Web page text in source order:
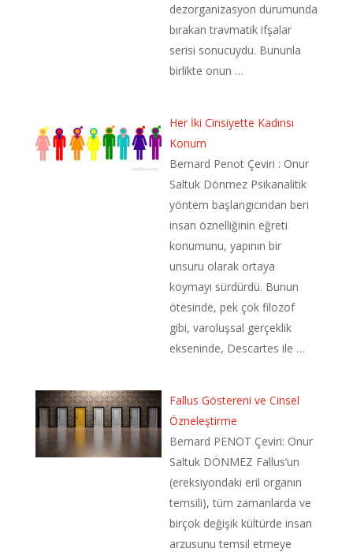
dezorganizasyon durumunda
bırakan travmatik ifşalar
serisi sonucuydu. Bununla
birlikte onun …
Her İki Cinsiyette Kadınsı
Konum
Bernard Penot Çeviri : Onur
Saltuk Dönmez Psikanalitik
yöntem başlangıcından beri
insan öznelliğinin eğreti
konumunu, yapının bir
unsuru olarak ortaya
koymayı sürdürdü. Bunun
ötesinde, pek çok filozof
gibi, varoluşsal gerçeklik
ekseninde, Descartes ile …
Fallus Göstereni ve Cinsel
Özneleştirme
Bernard PENOT Çeviri: Onur
Saltuk DÖNMEZ Fallus’un
(ereksiyondaki eril organın
temsili), tüm zamanlarda ve
birçok değişik kültürde insan
arzusunu temsil etmeye